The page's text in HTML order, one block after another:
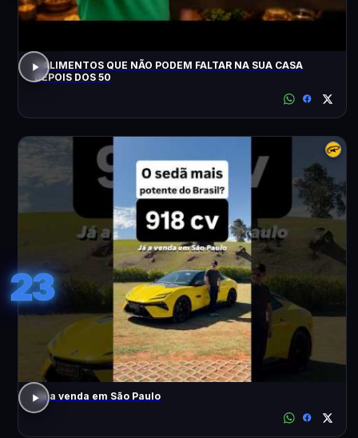
3 ALIMENTOS QUE NÃO PODEM FALTAR NA SUA CASA
DEPOIS DOS 50
23
Já a venda em São Paulo